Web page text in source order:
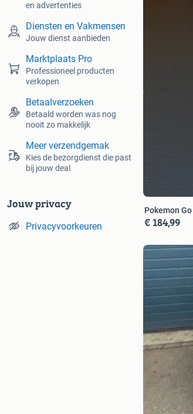
en advertenties
Diensten en Vakmensen
Jouw dienst aanbieden
Marktplaats Pro
Professioneel producten
verkopen
Betaalverzoeken
Betaald worden was nog
nooit zo makkelijk
Meer verzendgemak
Kies de bezorgdienst die past
bij jouw deal
Jouw privacy
Privacyvoorkeuren
Pokemon
€ 184,99